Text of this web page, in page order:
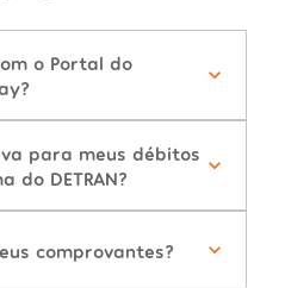
o Portal do
para meus débitos
do DETRAN?
comprovantes?